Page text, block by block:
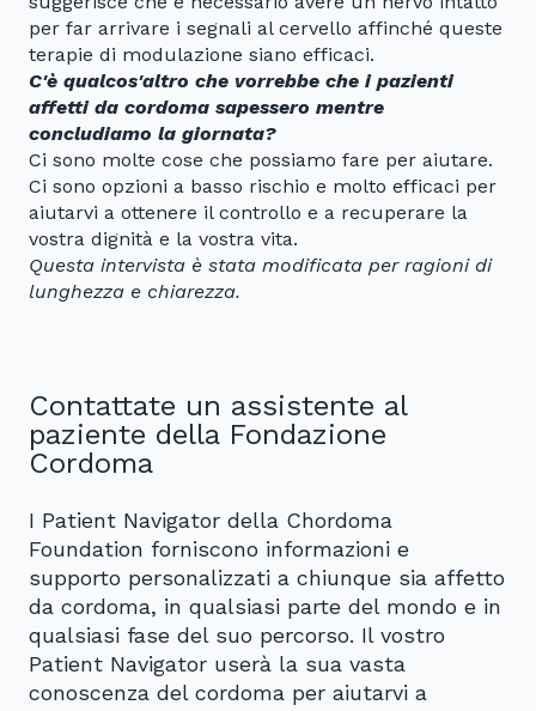
per far arrivare i segnali al cervello affinché queste
terapie di modulazione siano efficaci.
C'è qualcos'altro che vorrebbe che i pazienti
affetti da cordoma sapessero mentre
concludiamo la giornata?
Ci sono molte cose che possiamo fare per aiutare.
Ci sono opzioni a basso rischio e molto efficaci per
aiutarvi a ottenere il controllo e a recuperare la
vostra dignità e la vostra vita.
Questa intervista è stata modificata per ragioni di
lunghezza e chiarezza.
Contattate un assistente al
paziente della Fondazione
Cordoma
I Patient Navigator della Chordoma
Foundation forniscono informazioni e
supporto personalizzati a chiunque sia affetto
da cordoma, in qualsiasi parte del mondo e in
qualsiasi fase del suo percorso. Il vostro
Patient Navigator userà la sua vasta
conoscenza del cordoma per aiutarvi a